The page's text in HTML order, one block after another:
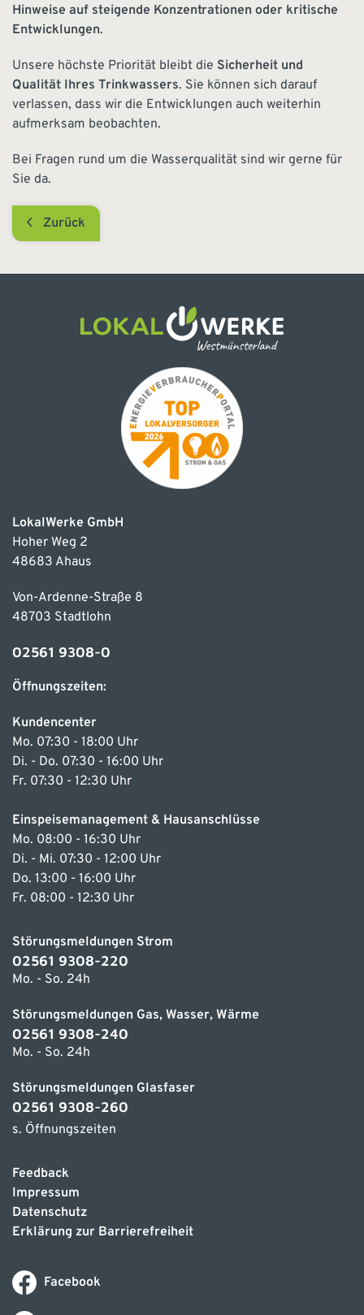
Hinweise auf steigende Konzentrationen oder kritische
Entwicklungen.
Unsere höchste Priorität bleibt die Sicherheit und
Qualität Ihres Trinkwassers. Sie können sich darauf
verlassen, dass wir die Entwicklungen auch weiterhin
aufmerksam beobachten.
Bei Fragen rund um die Wasserqualität sind wir gerne für
Sie da.
Zurück
LokalWerke GmbH
Hoher Weg 2
48683 Ahaus
Von-Ardenne-Straße 8
48703 Stadtlohn
02561 9308-0
Öffnungszeiten:
Kundencenter
Mo. 07:30 - 18:00 Uhr
Di. - Do. 07:30 - 16:00 Uhr
Fr. 07:30 - 12:30 Uhr
Einspeisemanagement & Hausanschlüsse
Mo. 08:00 - 16:30 Uhr
Di. - Mi. 07:30 - 12:00 Uhr
Do. 13:00 - 16:00 Uhr
Fr. 08:00 - 12:30 Uhr
Störungsmeldungen Strom
02561 9308-220
Mo. - So. 24h
Störungsmeldungen Gas, Wasser, Wärme
02561 9308-240
Mo. - So. 24h
Störungsmeldungen Glasfaser
02561 9308-260
s. Öffnungszeiten
Feedback
Impressum
Datenschutz
Erklärung zur Barrierefreiheit
Facebook